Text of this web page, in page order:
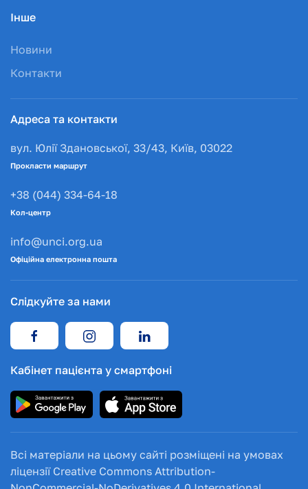
Інше
Новини
Контакти
Адреса та контакти
вул. Юлії Здановської, 33/43, Київ, 03022
Прокласти маршрут
+38 (044) 334-64-18
Кол-центр
info@unci.org.ua
Офіційна електронна пошта
Слідкуйте за нами
Кабінет пацієнта у смартфоні
Всі матеріали на цьому сайті розміщені на умовах
ліцензії Creative Commons Attribution-